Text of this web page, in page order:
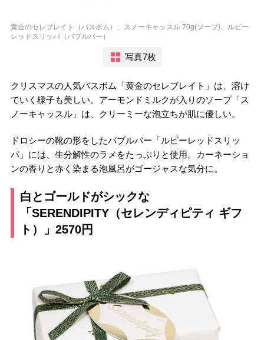
黄金のセレブレイト（バスボム）、スノーキャッスル 70g(ソープ)、ルビー
レッドスリッパ（バブルバー）
写真7枚
クリスマスの人気バスボム「黄金のセレブレイト」は、溶け
ていく様子も美しい。アーモンドミルクが入りのソープ「ス
ノーキャッスル」は、クリーミーな泡立ちが肌に優しい。
ドロシーの靴の形をしたバブルバー「ルビーレッドスリッ
パ」には、生分解性のラメをたっぷりと使用。カーネーショ
ンの香りと赤く染まる泡風呂がゴージャスな気分に。
白とゴールドがシックな
「SERENDIPITY（セレンディピティ ギフ
ト）」2570円